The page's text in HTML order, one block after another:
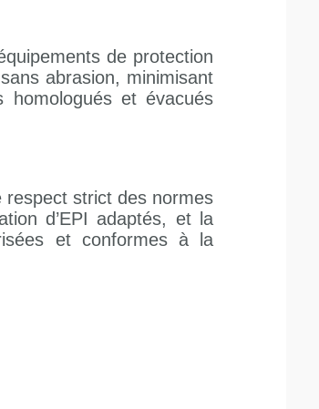
de protection
abrasion, minimisant
homologués et évacués
respect strict des normes
d’EPI adaptés, et la
et conformes à la